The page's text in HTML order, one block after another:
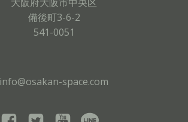
備後町3-6-2
541-0051
info@osakan-space.com